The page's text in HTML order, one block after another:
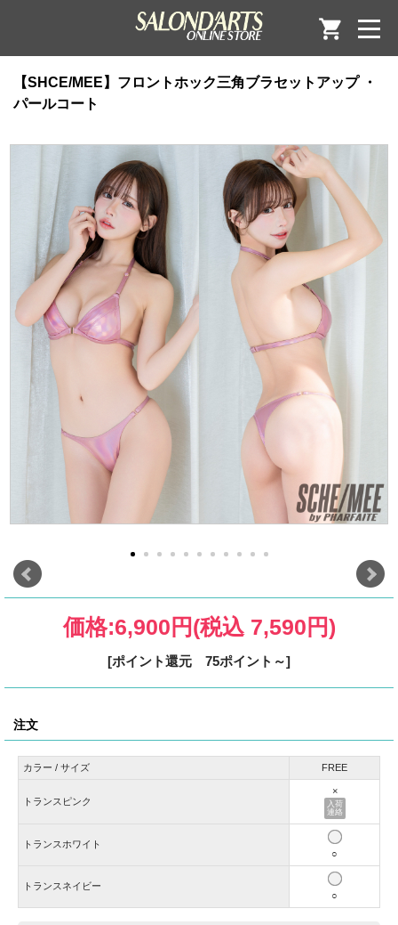
【SHCE/MEE】フロントホック三角ブラセットアップ ・
パールコート
価格:6,900円(税込 7,590円)
[ポイント還元 75ポイント～]
注文
カラー / サイズ FREE
トランスピンク
×
トランスホワイト
○
トランスネイビー
○